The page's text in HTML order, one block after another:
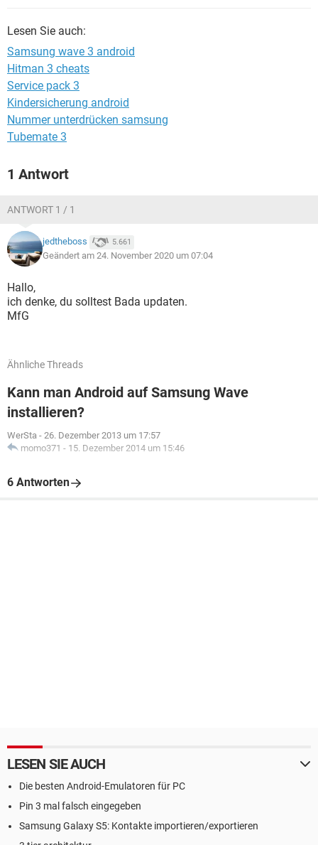
rausgenommen und es dann wieder angemacht - vergeblich.
deswegen bitte ich um Hilfe. Vielleicht hat hier jemand das
gleiche Problem :)
Ich bitte um Hilfe!
LG :)
Lesen Sie auch:
Samsung wave 3 android
Hitman 3 cheats
Service pack 3
Kindersicherung android
Nummer unterdrücken samsung
Tubemate 3
1 Antwort
ANTWORT 1 / 1
jedtheboss 5.661
Geändert am 24. November 2020 um 07:04
Hallo,
ich denke, du solltest Bada updaten.
MfG
Ähnliche Threads
Kann man Android auf Samsung Wave
installieren?
WerSta - 26. Dezember 2013 um 17:57
momo371 - 15. Dezember 2014 um 15:46
6 Antworten
LESEN SIE AUCH
Die besten Android-Emulatoren für PC
Pin 3 mal falsch eingegeben
Samsung Galaxy S5: Kontakte importieren/exportieren